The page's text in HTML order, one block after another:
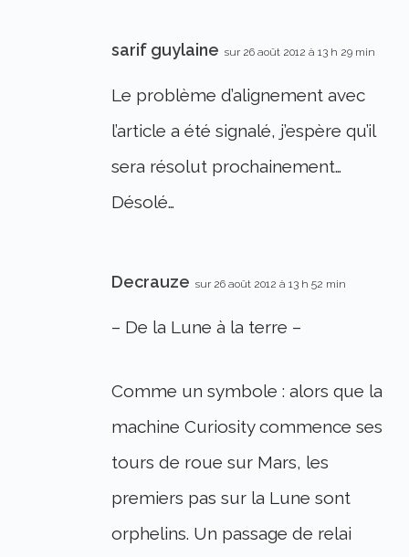
sarif guylaine sur 26 août 2012 à 13 h 29 min
Le problème d’alignement avec
l’article a été signalé, j’espère qu’il
sera résolut prochainement…
Désolé…
Decrauze sur 26 août 2012 à 13 h 52 min
– De la Lune à la terre –
Comme un symbole : alors que la
machine Curiosity commence ses
tours de roue sur Mars, les
premiers pas sur la Lune sont
orphelins. Un passage de relai